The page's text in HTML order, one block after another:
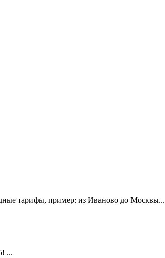
тарифы, пример: из Иваново до Москвы...
...